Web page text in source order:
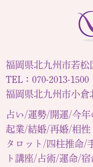
福岡県北九州市若
TEL：070-2013-1500
福岡県北九州市小倉
占い/運勢/開運/今
起業/結婚/再婚/相性
タロット/四柱推命/
ト講座/占術/運命/